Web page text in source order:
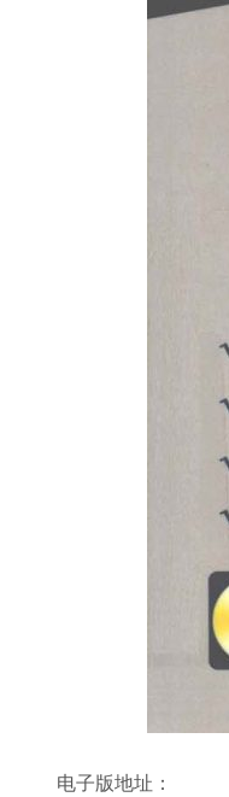
电子版地址：